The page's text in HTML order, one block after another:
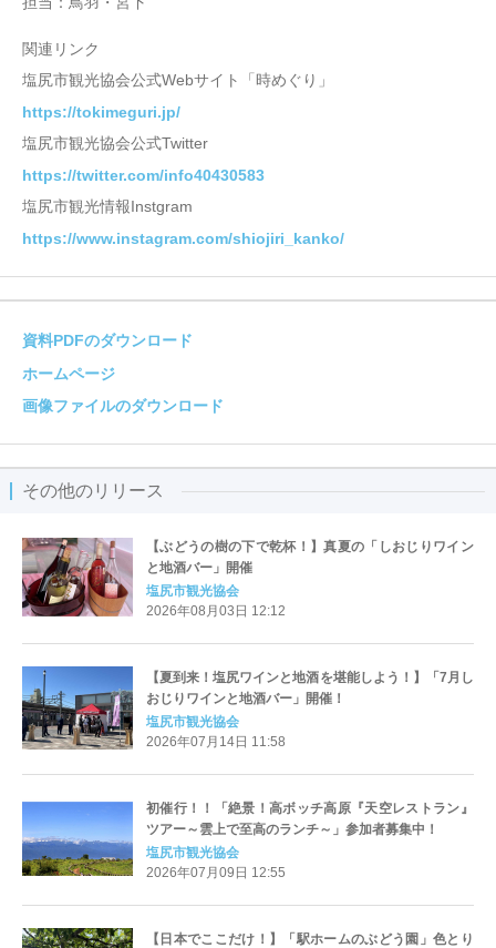
関連リンク
塩尻市観光協会公式Webサイト「時めぐり」
https://tokimeguri.jp/
塩尻市観光協会公式Twitter
https://twitter.com/info40430583
塩尻市観光情報Instgram
https://www.instagram.com/shiojiri_kanko/
資料PDFのダウンロード
ホームページ
画像ファイルのダウンロード
その他のリリース
【ぶどうの樹の下で乾杯！】真夏の「しおじりワイン
と地酒バー」開催
塩尻市観光協会
2026年08月03日 12:12
【夏到来！塩尻ワインと地酒を堪能しよう！】「7月し
おじりワインと地酒バー」開催！
塩尻市観光協会
2026年07月14日 11:58
初催行！！「絶景！高ボッチ高原『天空レストラン』
ツアー～雲上で至高のランチ～」参加者募集中！
塩尻市観光協会
2026年07月09日 12:55
【日本でここだけ！】「駅ホームのぶどう園」色とり